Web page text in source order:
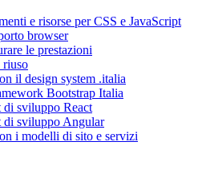
e risorse per CSS e JavaScript
browser
le prestazioni
riuso
il design system .italia
Bootstrap Italia
sviluppo React
sviluppo Angular
i modelli di sito e servizi